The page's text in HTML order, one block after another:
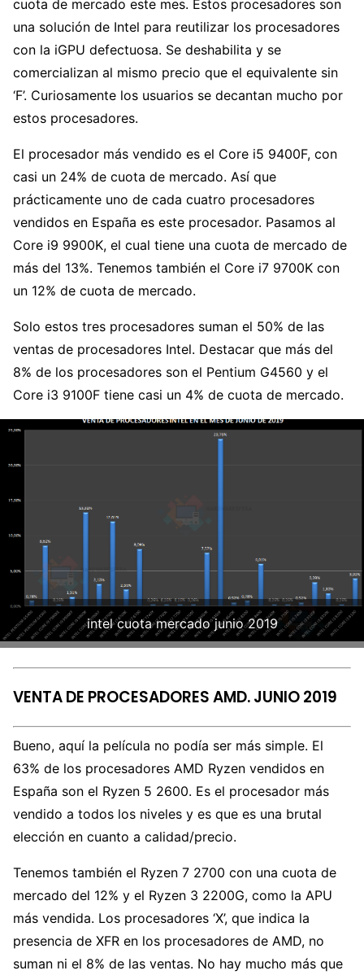
cuota de mercado este mes. Estos procesadores son
una solución de Intel para reutilizar los procesadores
con la iGPU defectuosa. Se deshabilita y se
comercializan al mismo precio que el equivalente sin
‘F’. Curiosamente los usuarios se decantan mucho por
estos procesadores.
El procesador más vendido es el Core i5 9400F, con
casi un 24% de cuota de mercado. Así que
prácticamente uno de cada cuatro procesadores
vendidos en España es este procesador. Pasamos al
Core i9 9900K, el cual tiene una cuota de mercado de
más del 13%. Tenemos también el Core i7 9700K con
un 12% de cuota de mercado.
Solo estos tres procesadores suman el 50% de las
ventas de procesadores Intel. Destacar que más del
8% de los procesadores son el Pentium G4560 y el
Core i3 9100F tiene casi un 4% de cuota de mercado.
intel cuota mercado junio 2019
VENTA DE PROCESADORES AMD. JUNIO 2019
Bueno, aquí la película no podía ser más simple. El
63% de los procesadores AMD Ryzen vendidos en
España son el Ryzen 5 2600. Es el procesador más
vendido a todos los niveles y es que es una brutal
elección en cuanto a calidad/precio.
Tenemos también el Ryzen 7 2700 con una cuota de
mercado del 12% y el Ryzen 3 2200G, como la APU
más vendida. Los procesadores ‘X’, que indica la
presencia de XFR en los procesadores de AMD, no
suman ni el 8% de las ventas. No hay mucho más que